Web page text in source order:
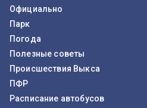
Официально
Парк
Погода
Полезные советы
Происшествия Выкса
ПФР
Расписание автобусов